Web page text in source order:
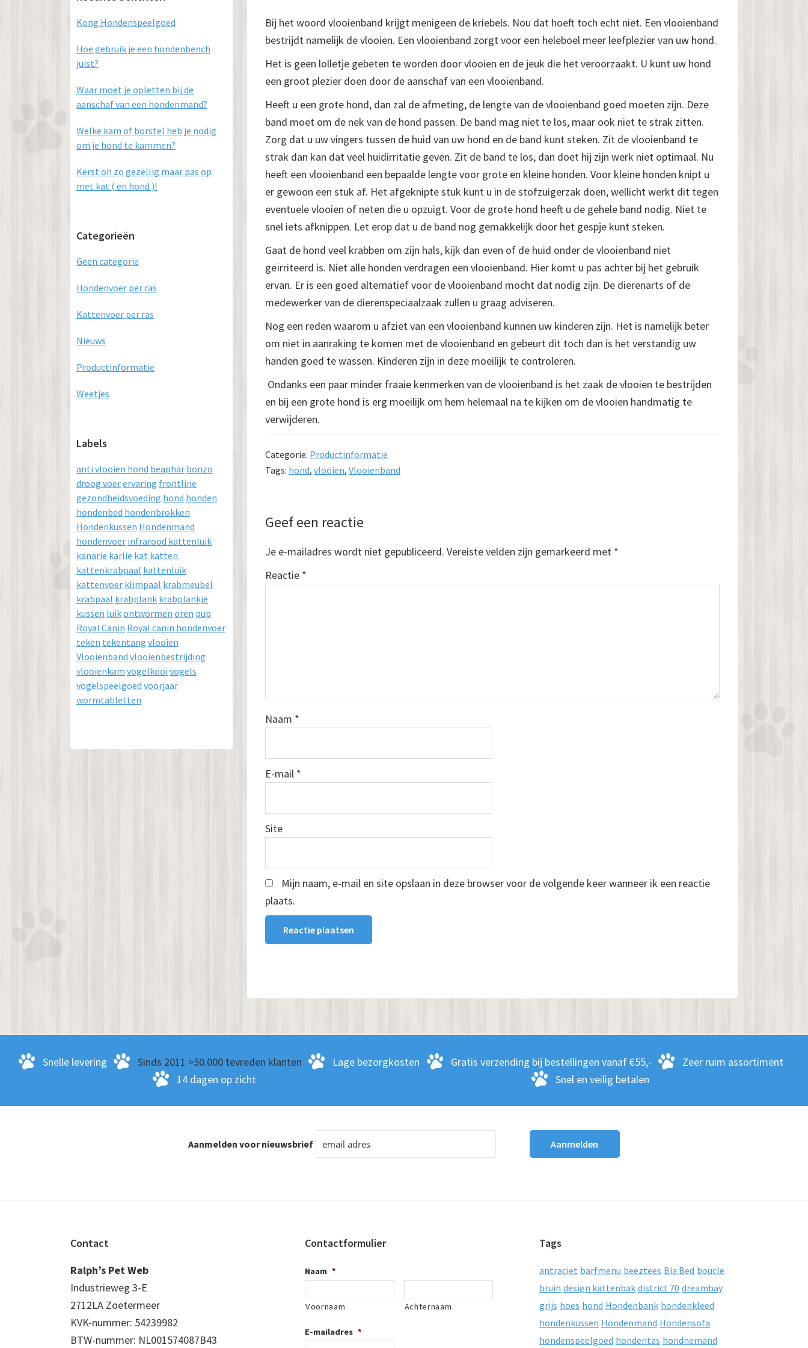
Bij het woord vlooienband krijgt menigeen de kriebels. Nou dat hoeft toch echt niet. Een vlooienband
bestrijdt namelijk de vlooien. Een vlooienband zorgt voor een heleboel meer leefplezier van uw hond.
Het is geen lolletje gebeten te worden door vlooien en de jeuk die het veroorzaakt. U kunt uw hond
een groot plezier doen door de aanschaf van een vlooienband.
Heeft u een grote hond, dan zal de afmeting, de lengte van de vlooienband goed moeten zijn. Deze
band moet om de nek van de hond passen. De band mag niet te los, maar ook niet te strak zitten.
Zorg dat u uw vingers tussen de huid van uw hond en de band kunt steken. Zit de vlooienband te
strak dan kan dat veel huidirritatie geven. Zit de band te los, dan doet hij zijn werk niet optimaal. Nu
heeft een vlooienband een bepaalde lengte voor grote en kleine honden. Voor kleine honden knipt u
er gewoon een stuk af. Het afgeknipte stuk kunt u in de stofzuigerzak doen, wellicht werkt dit tegen
eventuele vlooien of neten die u opzuigt. Voor de grote hond heeft u de gehele band nodig. Niet te
snel iets afknippen. Let erop dat u de band nog gemakkelijk door het gespje kunt steken.
Gaat de hond veel krabben om zijn hals, kijk dan even of de huid onder de vlooienband niet
geïrriteerd is. Niet alle honden verdragen een vlooienband. Hier komt u pas achter bij het gebruik
ervan. Er is een goed alternatief voor de vlooienband mocht dat nodig zijn. De dierenarts of de
medewerker van de dierenspeciaalzaak zullen u graag adviseren.
Nog een reden waarom u afziet van een vlooienband kunnen uw kinderen zijn. Het is namelijk beter
om niet in aanraking te komen met de vlooienband en gebeurt dit toch dan is het verstandig uw
handen goed te wassen. Kinderen zijn in deze moeilijk te controleren.
Ondanks een paar minder fraaie kenmerken van de vlooienband is het zaak de vlooien te bestrijden
en bij een grote hond is erg moeilijk om hem helemaal na te kijken om de vlooien handmatig te
verwijderen.
Categorie: Productinformatie
Tags: hond,vlooien,Vlooienband
Lees
Interacties
Geef een reactie
Je e-mailadres wordt niet gepubliceerd. Vereiste velden zijn gemarkeerd met *
Reactie *
Naam *
E-mail *
Site
Mijn naam, e-mail en site opslaan in deze browser voor de volgende keer wanneer ik een reactie
plaats.
Sidebar
Kong Hondenspeelgoed
Hoe gebruik je een hondenbench
juist?
Waar moet je opletten bij de
aanschaf van een hondenmand?
Welke kam of borstel heb je nodig
om je hond te kammen?
Kerst oh zo gezellig maar pas op
met kat ( en hond )!
Categorieën
Geen categorie
Hondenvoer per ras
Kattenvoer per ras
Nieuws
Productinformatie
Weetjes
Labels
anti vlooien hond beaphar bonzo
droog voerervaring frontline
gezondheidsvoeding hond honden
hondenbed hondenbrokken
Hondenkussen Hondenmand
hondenvoer infrarood kattenluik
kanarie karlie kat katten
kattenkrabpaal kattenluik
kattenvoer klimpaal krabmeubel
krabpaal krabplank krabplankje
kussen luikontwormen oren pup
Royal Canin Royal canin hondenvoer
teken tekentang vlooien
Vlooienband vlooienbestrijding
vlooienkam vogelkooi vogels
vogelspeelgoed voorjaar
wormtabletten
Snelle levering Sinds 2011 >50.000 tevreden klanten Lage bezorgkosten Gratis verzending bij bestellingen vanaf €55,-
Zeer ruim assortiment
14 dagen op zicht
Snel en veilig betalen
Aanmelden voor nieuwsbrief
Contact
Ralph’s Pet Web
Industrieweg 3-E
2712LA Zoetermeer
KVK-nummer: 54239982
BTW-nummer: NL001574087B43
Contactformulier
Naam *
Voornaam Achternaam
E-mailadres *
Tags
antraciet barfmenu beeztees Bia Bed boucle
bruin design kattenbak district 70 dreambay
grijs hoes hond Hondenbank hondenkleed
hondenkussen Hondenmand Hondensofa
hondenspeelgoed hondentas hondnemand